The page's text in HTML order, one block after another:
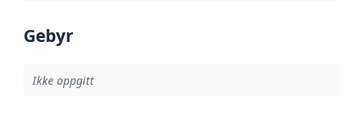
Gebyr
Ikke oppgitt